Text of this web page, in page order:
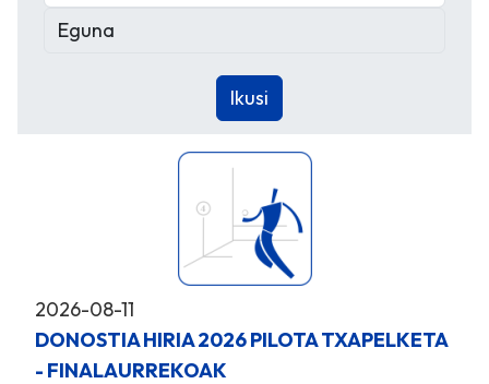
2026-08-11
DONOSTIA HIRIA 2026 PILOTA TXAPELKETA
- FINALAURREKOAK